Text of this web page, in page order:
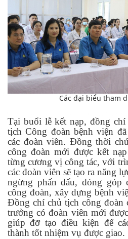
Các đại biểu tham
Tại buổi lễ kết nạp, đồng
tịch Công đoàn bệnh viện
các đoàn viên. Đồng thời
công đoàn mới được kết
từng cương vị công tác, với
các đoàn viên sẽ tạo ra năng
ngừng phấn đấu, đóng góp
công đoàn, xây dựng bệnh
Đồng chí chủ tịch công đoàn
trưởng có đoàn viên mới
giúp đỡ tạo điều kiện để
thành tốt nhiệm vụ được giao.